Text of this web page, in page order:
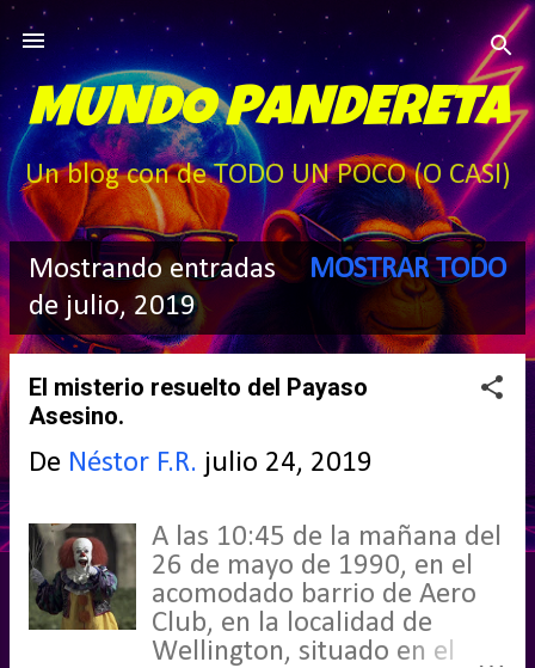
Ir al contenido principal
MUNDO PANDERETA
Un blog con de TODO UN POCO (O CASI)
E
n
a
d
a
Mostrando entradas
de julio, 2019
MOSTRAR TODO
El misterio resuelto del Payaso
Asesino.
De Néstor F.R. julio 24, 2019
A las 10:45 de la mañana del
26 de mayo de 1990, en el
acomodado barrio de Aero
Club, en la localidad de
Wellington, situado en el